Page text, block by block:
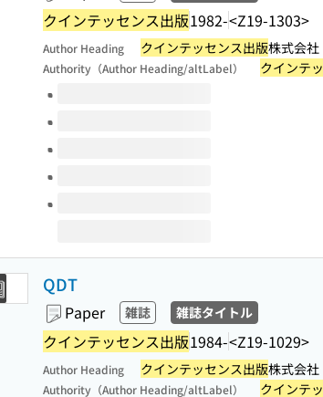
クインテッセンス出版1982-<Z19-1303>
Author Heading クインテッセンス出版株式会社
Authority（Author Heading/altLabel） クインテ
Volumes of this title
QDT
Paper 雑誌 雑誌タイトル
クインテッセンス出版1984-<Z19-1029>
Author Heading クインテッセンス出版株式会社
Authority（Author Heading/altLabel） クインテ